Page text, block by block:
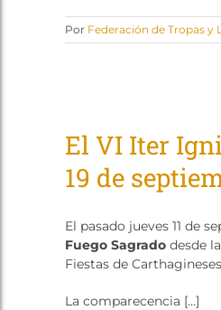
Por Federación de Tropas y
El VI Iter
19 de
El pasado jueves 11 de
Fuego Sagrado desde
Fiestas de
La comparecencia […]